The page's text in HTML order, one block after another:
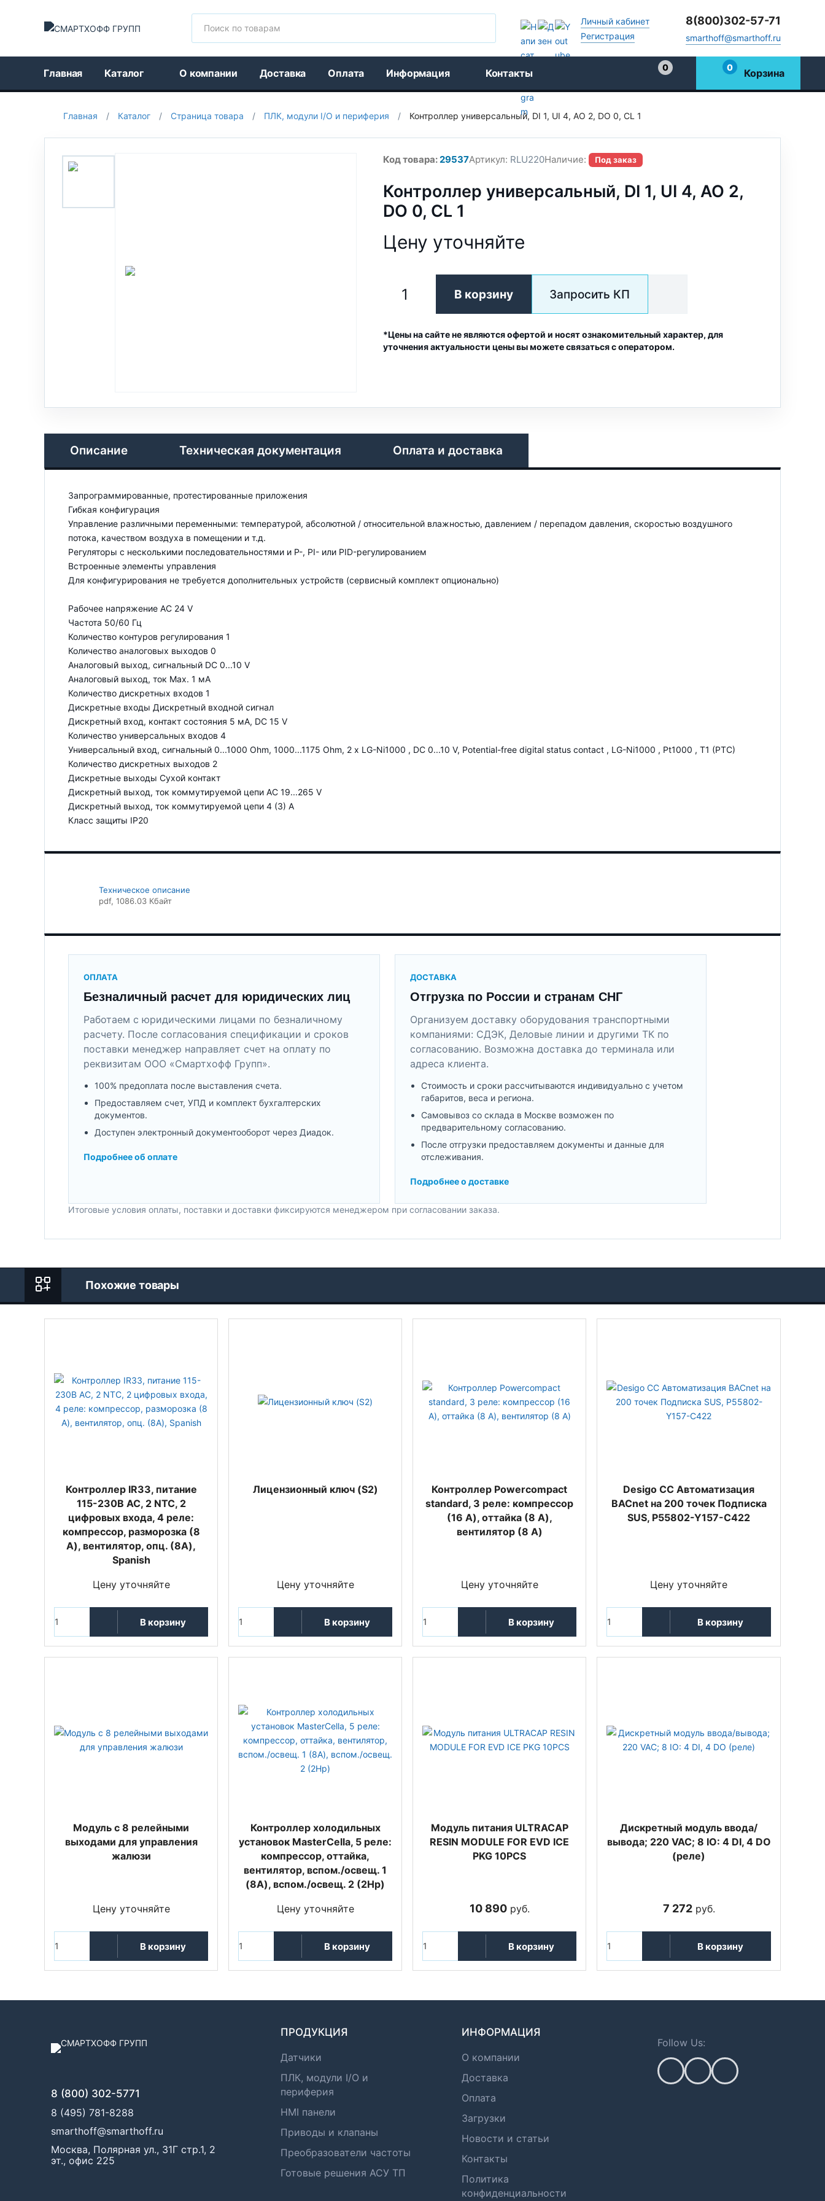
Личный кабинет
Регистрация
8(800)302-57-71
smarthoff@smarthoff.ru
Главная Каталог О компании Доставка Оплата Информация Контакты
0
0 Корзина
Главная / Каталог / Страница товара / ПЛК, модули I/O и периферия / Контроллер универсальный, DI 1, UI 4, AO 2, DO 0, CL 1
Код товара:29537Артикул: RLU220Наличие: Под заказ
Контроллер универсальный, DI 1, UI 4, AO 2,
DO 0, CL 1
Цену уточняйте
В корзину Запросить КП
*Цены на сайте не являются офертой и носят ознакомительный характер, для
уточнения актуальности цены вы можете связаться с оператором.
Описание Техническая документация Оплата и доставка
Запрограммированные, протестированные приложения
Гибкая конфигурация
Управление различными переменными: температурой, абсолютной / относительной влажностью, давлением / перепадом давления, скоростью воздушного
потока, качеством воздуха в помещении и т.д.
Регуляторы с несколькими последовательностями и P-, PI- или PID-регулированием
Встроенные элементы управления
Для конфигурирования не требуется дополнительных устройств (сервисный комплект опционально)
Рабочее напряжение AC 24 V
Частота 50/60 Гц
Количество контуров регулирования 1
Количество аналоговых выходов 0
Аналоговый выход, сигнальный DC 0...10 V
Аналоговый выход, ток Max. 1 мA
Количество дискретных входов 1
Дискретные входы Дискретный входной сигнал
Дискретный вход, контакт состояния 5 мA, DC 15 V
Количество универсальных входов 4
Универсальный вход, сигнальный 0...1000 Ohm, 1000...1175 Ohm, 2 x LG-Ni1000 , DC 0...10 V, Potential-free digital status contact , LG-Ni1000 , Pt1000 , T1 (PTC)
Количество дискретных выходов 2
Дискретные выходы Сухой контакт
Дискретный выход, ток коммутируемой цепи AC 19...265 V
Дискретный выход, ток коммутируемой цепи 4 (3) A
Класс защиты IP20
Техническое описание
pdf, 1086.03 Кбайт
ОПЛАТА
Безналичный расчет для юридических лиц
Работаем с юридическими лицами по безналичному
расчету. После согласования спецификации и сроков
поставки менеджер направляет счет на оплату по
реквизитам ООО «Смартхофф Групп».
100% предоплата после выставления счета.
Предоставляем счет, УПД и комплект бухгалтерских
документов.
Доступен электронный документооборот через Диадок.
Подробнее об оплате
ДОСТАВКА
Отгрузка по России и странам СНГ
Организуем доставку оборудования транспортными
компаниями: СДЭК, Деловые линии и другими ТК по
согласованию. Возможна доставка до терминала или
адреса клиента.
Стоимость и сроки рассчитываются индивидуально с учетом
габаритов, веса и региона.
Самовывоз со склада в Москве возможен по
предварительному согласованию.
После отгрузки предоставляем документы и данные для
отслеживания.
Подробнее о доставке
Итоговые условия оплаты, поставки и доставки фиксируются менеджером при согласовании заказа.
Похожие товары
Контроллер IR33, питание
115-230В АС, 2 NTC, 2
цифровых входа, 4 реле:
компрессор, разморозка (8
A), вентилятор, опц. (8A),
Spanish
Цену уточняйте
В корзину
Лицензионный ключ (S2)
Цену уточняйте
В корзину
Контроллер Powercompact
standard, 3 реле: компрессор
(16 A), оттайка (8 A),
вентилятор (8 A)
Цену уточняйте
В корзину
Desigo CC Автоматизация
BACnet на 200 точек Подписка
SUS, P55802-Y157-C422
Цену уточняйте
В корзину
Модуль с 8 релейными
выходами для управления
жалюзи
Цену уточняйте
В корзину
Контроллер холодильных
установок MasterCella, 5 реле:
компрессор, оттайка,
вентилятор, вспом./освещ. 1
(8A), вспом./освещ. 2 (2Hp)
Цену уточняйте
В корзину
Модуль питания ULTRACAP
RESIN MODULE FOR EVD ICE
PKG 10PCS
10 890руб.
В корзину
Дискретный модуль ввода/
вывода; 220 VAC; 8 IO: 4 DI, 4 DO
(реле)
7 272руб.
В корзину
8 (800) 302-5771
8 (495) 781-8288
smarthoff@smarthoff.ru
Москва, Полярная ул., 31Г стр.1, 2
эт., офис 225
ПРОДУКЦИЯ
Датчики
ПЛК, модули I/O и
периферия
HMI панели
Приводы и клапаны
Преобразователи частоты
Готовые решения АСУ ТП
ИНФОРМАЦИЯ
О компании
Доставка
Оплата
Загрузки
Новости и статьи
Контакты
Политика
конфиденциальности
Follow Us: